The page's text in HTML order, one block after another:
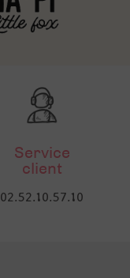
Service
client
02.52.10.57.10